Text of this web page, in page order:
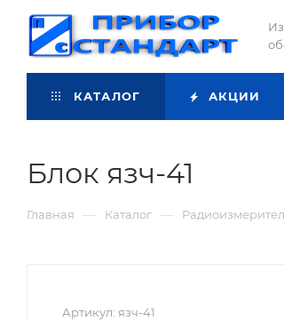
КАТАЛОГ АКЦИИ
Блок язч-41
Главная — Каталог —
Артикул: язч-41